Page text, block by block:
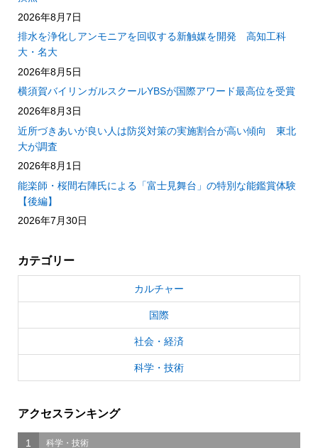
2026年8月7日
排水を浄化しアンモニアを回収する新触媒を開発 高知工科
大・名大
2026年8月5日
横須賀バイリンガルスクールYBSが国際アワード最高位を受賞
2026年8月3日
近所づきあいが良い人は防災対策の実施割合が高い傾向 東北
大が調査
2026年8月1日
能楽師・桜間右陣氏による「富士見舞台」の特別な能鑑賞体験
【後編】
2026年7月30日
カテゴリー
カルチャー
国際
社会・経済
科学・技術
アクセスランキング
1 科学・技術